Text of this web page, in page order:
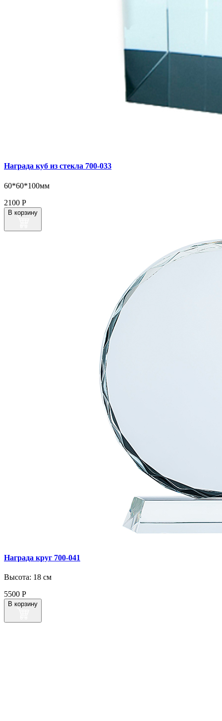
Награда куб из стекла 700‑033
60*60*100мм
2100 Р
В корзину
Награда круг 700‑041
Высота: 18 см
5500 Р
В корзину